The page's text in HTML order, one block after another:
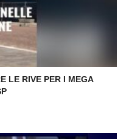
LE RIVE PER I MEGA